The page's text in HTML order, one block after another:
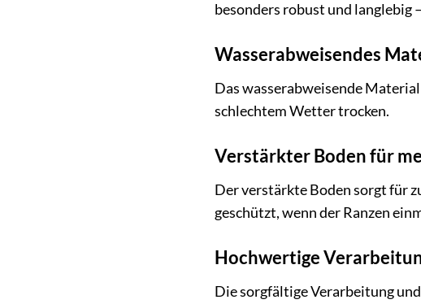
besonders robust und langlebig
Wasserabweisendes
Das wasserabweisende
schlechtem Wetter trocken.
Verstärkter Boden für
Der verstärkte Boden sorgt für
geschützt, wenn der Ranzen
Hochwertige
Die sorgfältige Verarbeitung